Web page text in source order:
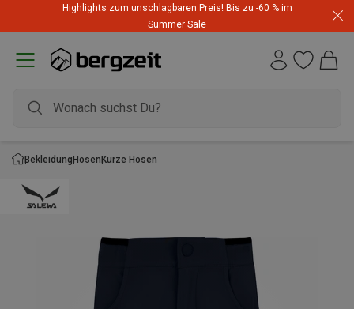
Highlights zum unschlagbaren Preis! Bis zu -60 % im
Summer Sale
BekleidungHosenKurze Hosen